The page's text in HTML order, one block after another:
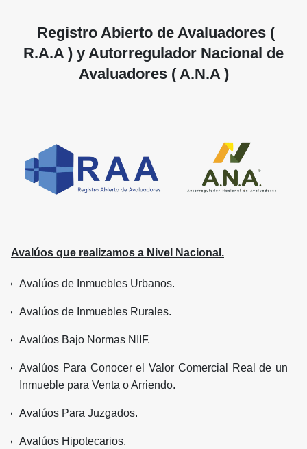
Registro Abierto de Avaluadores (
R.A.A ) y Autorregulador Nacional de
Avaluadores ( A.N.A )
Avalúos que realizamos a Nivel Nacional.
Avalúos de Inmuebles Urbanos.
Avalúos de Inmuebles Rurales.
Avalúos Bajo Normas NIIF.
Avalúos Para Conocer el Valor Comercial Real de un
Inmueble para Venta o Arriendo.
Avalúos Para Juzgados.
Avalúos Hipotecarios.